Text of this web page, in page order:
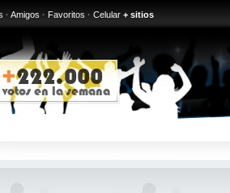
· Amigos · Favoritos · Celular + sitios